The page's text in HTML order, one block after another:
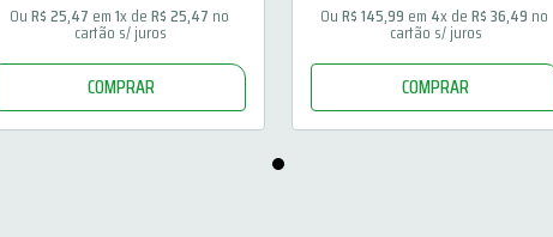
Ou R$25,47 em 1x de R$25,47 no
cartão s/ juros
COMPRAR
Ou R$145,99 em 4x de R$36,49 no
cartão s/ juros
COMPRAR